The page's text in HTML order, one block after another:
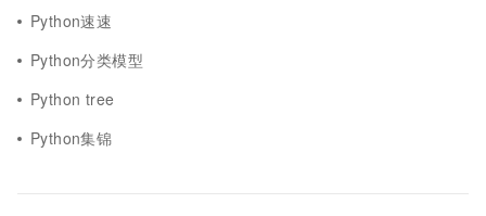
Python速速
Python分类模型
Python tree
Python集锦